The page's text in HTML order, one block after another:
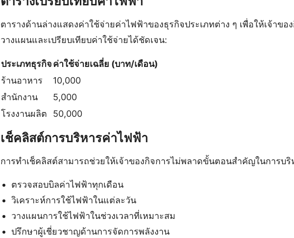
ตารางด้านล่างแสดงค่าใช้จ่ายค่าไฟฟ้าของธุรกิจประเภทต่าง ๆ เพื่อให้เจ้าขอ
วางแผนและเปรียบเทียบค่าใช้จ่ายได้ชัดเจน:
ประเภทธุรกิจค่าใช้จ่ายเฉลี่ย (บาท/เดือน)
ร้านอาหาร
10,000
สำนักงาน
5,000
โรงงานผลิต
50,000
เช็คลิสต์การบริหารค่าไฟฟ้า
การทำเช็คลิสต์สามารถช่วยให้เจ้าของกิจการไม่พลาดขั้นตอนสำคัญในการบ
ตรวจสอบบิลค่าไฟฟ้าทุกเดือน
วิเคราะห์การใช้ไฟฟ้าในแต่ละวัน
วางแผนการใช้ไฟฟ้าในช่วงเวลาที่เหมาะสม
ปรึกษาผู้เชี่ยวชาญด้านการจัดการพลังงาน